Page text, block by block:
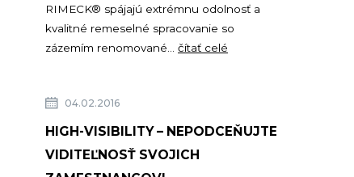
RIMECK® spájajú extrémnu odolnosť a
kvalitné remeselné spracovanie so
zázemím renomované... čítať celé
04.02.2016
HIGH-VISIBILITY – NEPODCEŇUJTE
VIDITEĽNOSŤ SVOJICH